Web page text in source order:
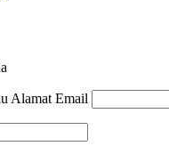
Alamat Email